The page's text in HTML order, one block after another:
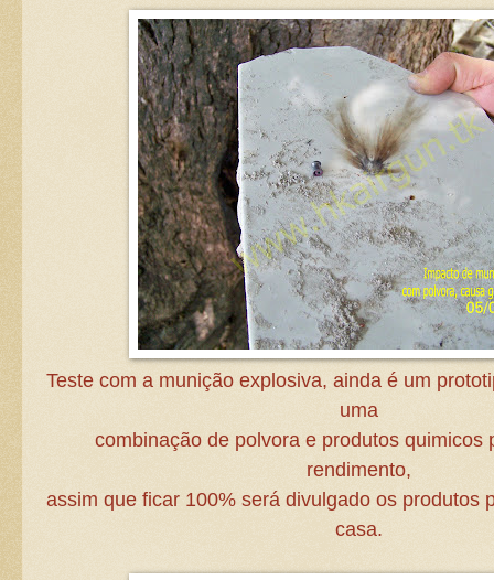
Teste com a munição explosiva, ainda é um
uma
combinação de polvora e produtos quimicos
rendimento,
assim que ficar 100% será divulgado os produtos
casa.